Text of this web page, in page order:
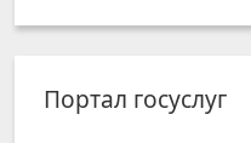
Портал госуслуг